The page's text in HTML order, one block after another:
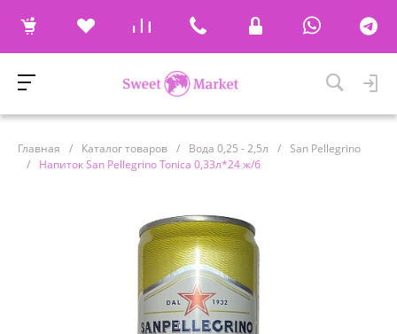
Главная / Каталог товаров / Вода 0,25 - 2,5л / San Pellegrino
/
Напиток San Pellegrino Tonica 0,33л*24 ж/б